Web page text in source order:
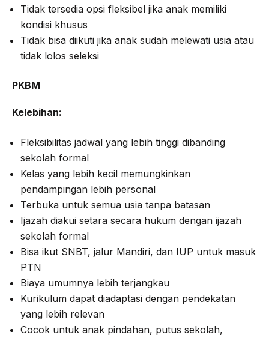
Tidak tersedia opsi fleksibel jika anak memiliki
kondisi khusus
Tidak bisa diikuti jika anak sudah melewati usia atau
tidak lolos seleksi
PKBM
Kelebihan:
Fleksibilitas jadwal yang lebih tinggi dibanding
sekolah formal
Kelas yang lebih kecil memungkinkan
pendampingan lebih personal
Terbuka untuk semua usia tanpa batasan
Ijazah diakui setara secara hukum dengan ijazah
sekolah formal
Bisa ikut SNBT, jalur Mandiri, dan IUP untuk masuk
PTN
Biaya umumnya lebih terjangkau
Kurikulum dapat diadaptasi dengan pendekatan
yang lebih relevan
Cocok untuk anak pindahan, putus sekolah,